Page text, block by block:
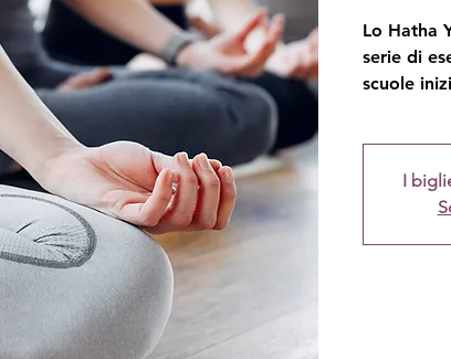
Lo Hatha
serie di
scuole
I